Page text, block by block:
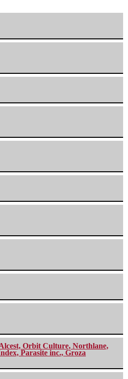
Orbit Culture, Northlane,
Parasite inc., Groza